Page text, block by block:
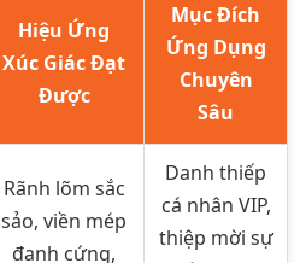
Hiệu Ứng
Xúc Giác Đạt
Được
Mục Đích
Ứng Dụng
Chuyên
Sâu
Rãnh lõm sắc
sảo, viền mép
đanh cứng,
Danh thiếp
cá nhân VIP,
thiệp mời sự